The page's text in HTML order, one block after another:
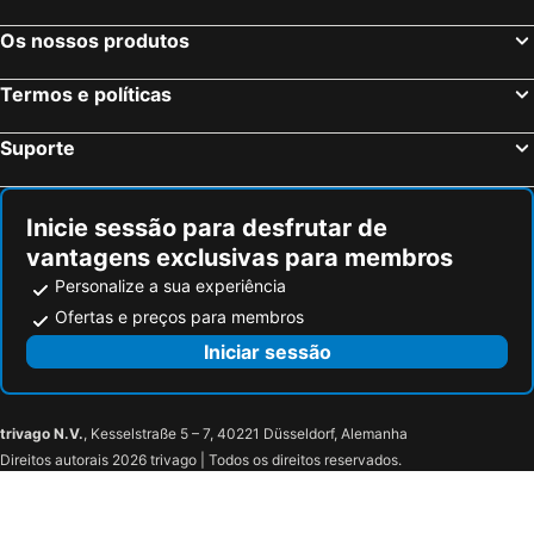
Os nossos produtos
Termos e políticas
Suporte
Inicie sessão para desfrutar de
vantagens exclusivas para membros
Personalize a sua experiência
Ofertas e preços para membros
Iniciar sessão
trivago N.V., Kesselstraße 5 – 7, 40221 Düsseldorf, Alemanha
Direitos autorais 2026 trivago | Todos os direitos reservados.